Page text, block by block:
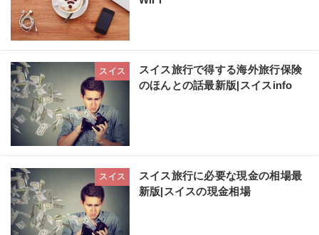
スイス
スイス旅行で得する海外旅行保険
のほんとの話最新版|スイスinfo
スイス
スイス旅行に必要な現金の相場最
新版|スイスの現金相場